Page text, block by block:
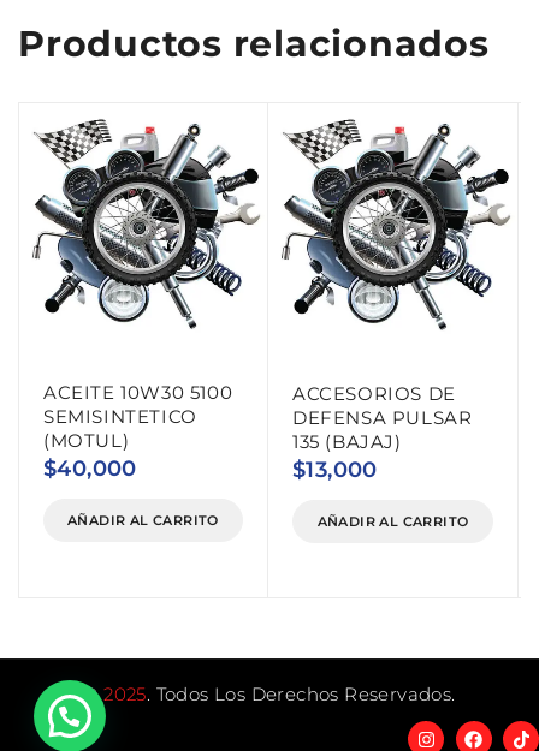
Productos relacionados
ACEITE 10W30 5100
SEMISINTETICO
(MOTUL)
$40,000
AÑADIR AL CARRITO
ACCESORIOS DE
DEFENSA PULSAR
135 (BAJAJ)
$13,000
AÑADIR AL CARRITO
©2025. Todos Los Derechos Reservados.